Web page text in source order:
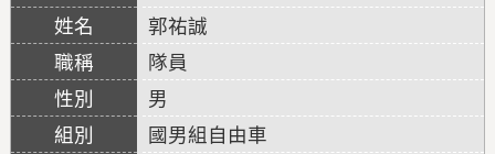
郭祐誠
隊員
男
國男組自由車